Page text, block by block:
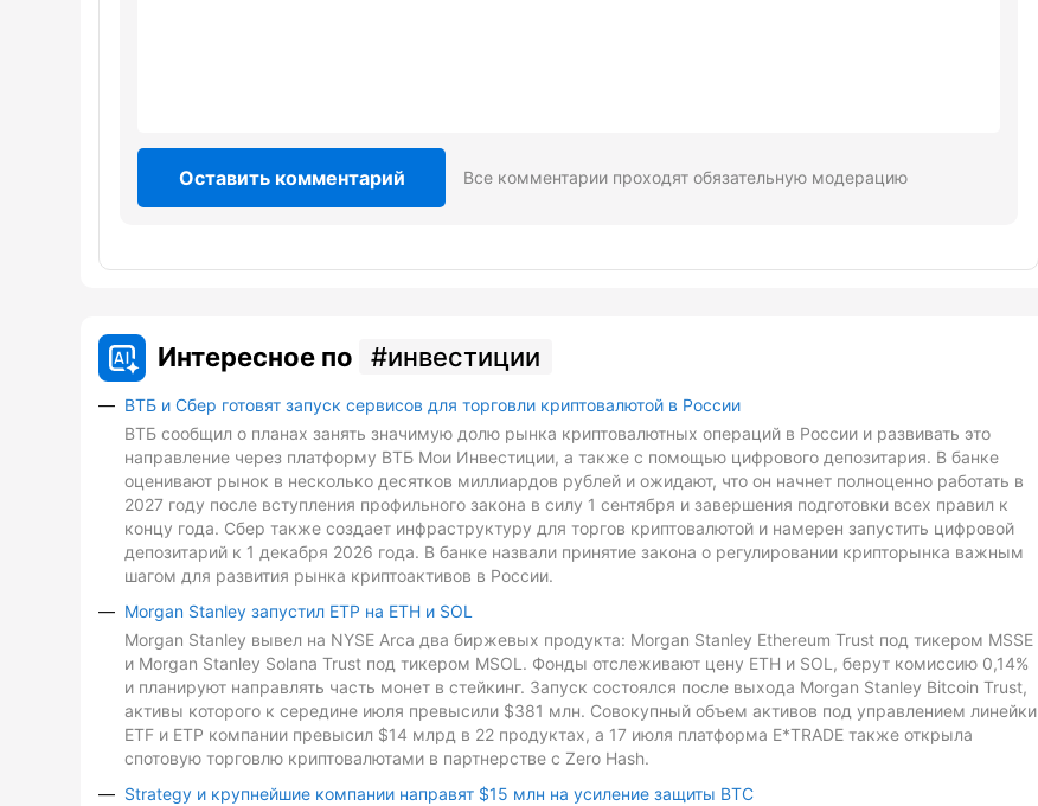
Оставить комментарий Все комментарии проходят обязательную модерацию
Интересное по инвестиции
ВТБ и Сбер готовят запуск сервисов для торговли криптовалютой в России
ВТБ сообщил о планах занять значимую долю рынка криптовалютных операций в России и развивать это
направление через платформу ВТБ Мои Инвестиции, а также с помощью цифрового депозитария. В банке
оценивают рынок в несколько десятков миллиардов рублей и ожидают, что он начнет полноценно работать в
2027 году после вступления профильного закона в силу 1 сентября и завершения подготовки всех правил к
концу года. Сбер также создает инфраструктуру для торгов криптовалютой и намерен запустить цифровой
депозитарий к 1 декабря 2026 года. В банке назвали принятие закона о регулировании крипторынка важным
шагом для развития рынка криптоактивов в России.
Morgan Stanley запустил ETP на ETH и SOL
Morgan Stanley вывел на NYSE Arca два биржевых продукта: Morgan Stanley Ethereum Trust под тикером MSSE
и Morgan Stanley Solana Trust под тикером MSOL. Фонды отслеживают цену ETH и SOL, берут комиссию 0,14%
и планируют направлять часть монет в стейкинг. Запуск состоялся после выхода Morgan Stanley Bitcoin Trust,
активы которого к середине июля превысили $381 млн. Совокупный объем активов под управлением линейки
ETF и ETP компании превысил $14 млрд в 22 продуктах, а 17 июля платформа E*TRADE также открыла
спотовую торговлю криптовалютами в партнерстве с Zero Hash.
Strategy и крупнейшие компании направят $15 млн на усиление защиты BTC